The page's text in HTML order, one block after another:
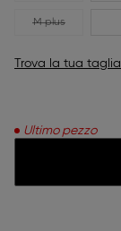
M plus
Trova la tua taglia
Ultimo pezzo